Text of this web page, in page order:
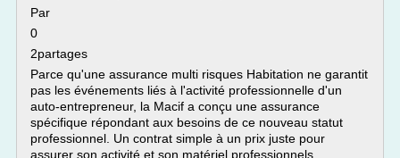
Par
0
2partages
Parce qu'une assurance multi risques Habitation ne garantit
pas les événements liés à l'activité professionnelle d'un
auto-entrepreneur, la Macif a conçu une assurance
spécifique répondant aux besoins de ce nouveau statut
professionnel. Un contrat simple à un prix juste pour
assurer son activité et son matériel professionnels,...